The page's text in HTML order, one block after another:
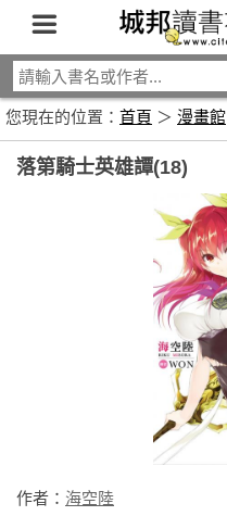
您現在的位置： 首頁 ＞ 漫畫館
落第騎士英雄譚(18)
作者： 海空陸